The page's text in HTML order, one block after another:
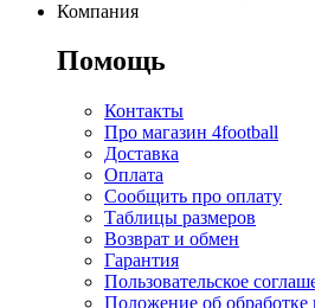
Компания
Помощь
Контакты
Про магазин 4football
Доставка
Оплата
Сообщить про оплату
Таблицы размеров
Возврат и обмен
Гарантия
Пользовательское
Положение об